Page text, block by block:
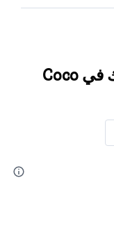
اعثر على نتائج أفضل لإقامتك في Coco